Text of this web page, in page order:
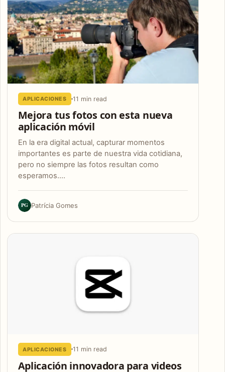
APLICACIONES 11 min read
Mejora tus fotos con esta nueva
aplicación móvil
En la era digital actual, capturar momentos
importantes es parte de nuestra vida cotidiana,
pero no siempre las fotos resultan como
esperamos.…
PG Patrícia Gomes
APLICACIONES 11 min read
Aplicación innovadora para videos